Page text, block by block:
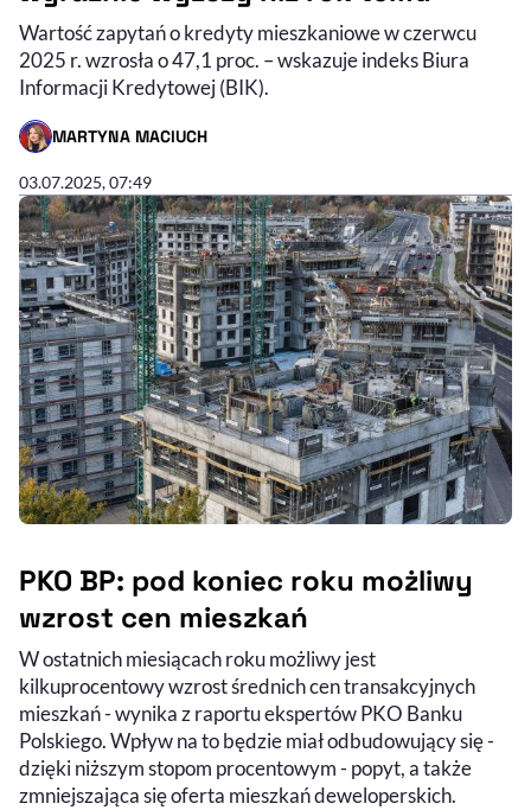
Wartość zapytań o kredyty mieszkaniowe w czerwcu
2025 r. wzrosła o 47,1 proc. – wskazuje indeks Biura
Informacji Kredytowej (BIK).
MARTYNA MACIUCH
- AUTOR ARTYKUŁU - PROFIL
03.07.2025, 07:49
PKO BP: pod koniec roku możliwy
wzrost cen mieszkań
W ostatnich miesiącach roku możliwy jest
kilkuprocentowy wzrost średnich cen transakcyjnych
mieszkań - wynika z raportu ekspertów PKO Banku
Polskiego. Wpływ na to będzie miał odbudowujący się -
dzięki niższym stopom procentowym - popyt, a także
zmniejszająca się oferta mieszkań deweloperskich.